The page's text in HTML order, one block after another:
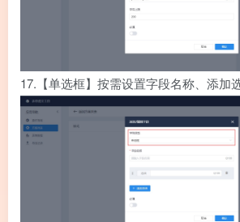
17. 【单选框】按需设置字段名称、添加